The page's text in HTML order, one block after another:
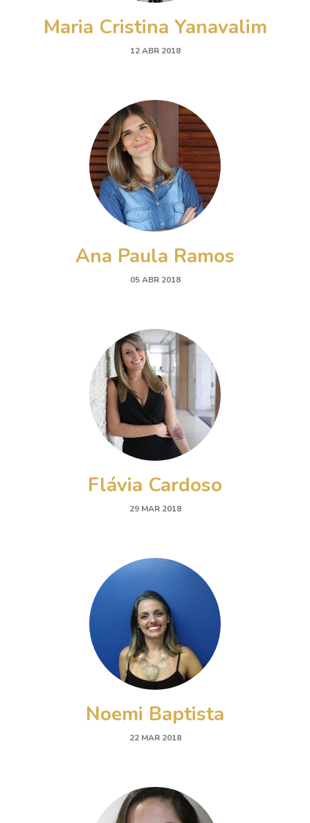
Maria Cristina Yanavalim
12 ABR 2018
Ana Paula Ramos
05 ABR 2018
Flávia Cardoso
29 MAR 2018
Noemi Baptista
22 MAR 2018